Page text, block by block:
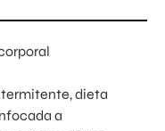
dieta
a